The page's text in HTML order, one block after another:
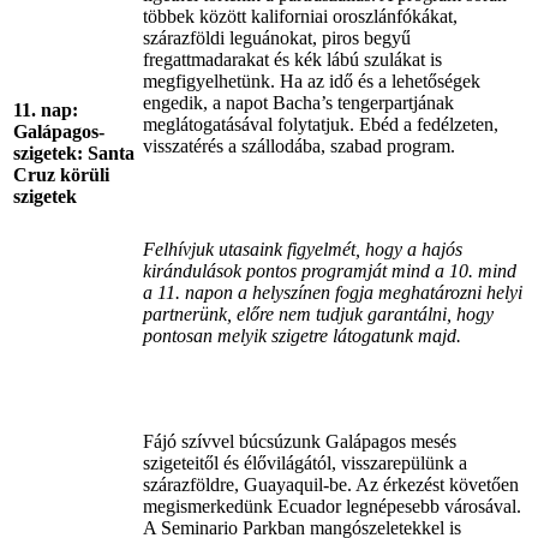
11. nap:
Galápagos-
szigetek: Santa
Cruz körüli
szigetek
többek között kaliforniai oroszlánfókákat,
szárazföldi leguánokat, piros begyű
fregattmadarakat és kék lábú szulákat is
megfigyelhetünk. Ha az idő és a lehetőségek
engedik, a napot Bacha’s tengerpartjának
meglátogatásával folytatjuk. Ebéd a fedélzeten,
visszatérés a szállodába, szabad program.
Felhívjuk utasaink figyelmét, hogy a hajós
kirándulások pontos programját mind a 10. mind
a 11. napon a helyszínen fogja meghatározni helyi
partnerünk, előre nem tudjuk garantálni, hogy
pontosan melyik szigetre látogatunk majd.
Fájó szívvel búcsúzunk Galápagos mesés
szigeteitől és élővilágától, visszarepülünk a
szárazföldre, Guayaquil-be. Az érkezést követően
megismerkedünk Ecuador legnépesebb városával.
A Seminario Parkban mangószeletekkel is